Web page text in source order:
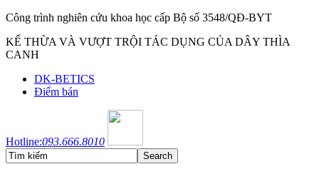
Công trình nghiên cứu khoa học cấp Bộ số 3548/QĐ-BYT
KẾ THỪA VÀ VƯỢT TRỘI TÁC DỤNG CỦA DÂY THÌA
CANH
DK-BETICS
Điểm bán
Hotline:093.666.8010